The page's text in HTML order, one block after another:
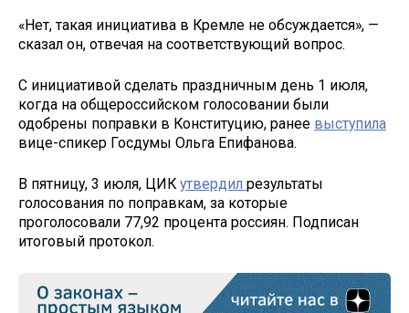
«Нет, такая инициатива в Кремле не обсуждается», —
сказал он, отвечая на соответствующий вопрос.
С инициативой сделать праздничным день 1 июля,
когда на общероссийском голосовании были
одобрены поправки в Конституцию, ранее выступила
вице-спикер Госдумы Ольга Епифанова.
В пятницу, 3 июля, ЦИК утвердил результаты
голосования по поправкам, за которые
проголосовали 77,92 процента россиян. Подписан
итоговый протокол.